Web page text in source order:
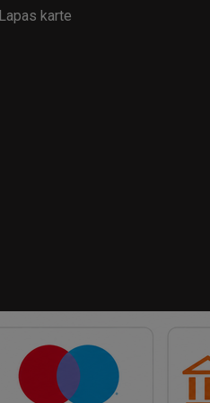
Lapas karte